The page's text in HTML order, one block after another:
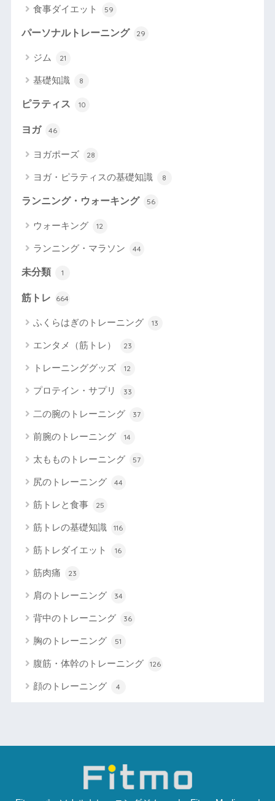
食事ダイエット 59
パーソナルトレーニング 29
ジム 21
基礎知識 8
ピラティス 10
ヨガ 46
ヨガポーズ 28
ヨガ・ピラティスの基礎知識 8
ランニング・ウォーキング 56
ウォーキング 12
ランニング・マラソン 44
未分類 1
筋トレ 664
ふくらはぎのトレーニング 13
エンタメ（筋トレ） 23
トレーニンググッズ 12
プロテイン・サプリ 33
二の腕のトレーニング 37
前腕のトレーニング 14
太もものトレーニング 57
尻のトレーニング 44
筋トレと食事 25
筋トレの基礎知識 116
筋トレダイエット 16
筋肉痛 23
肩のトレーニング 34
背中のトレーニング 36
胸のトレーニング 51
腹筋・体幹のトレーニング 126
顔のトレーニング 4